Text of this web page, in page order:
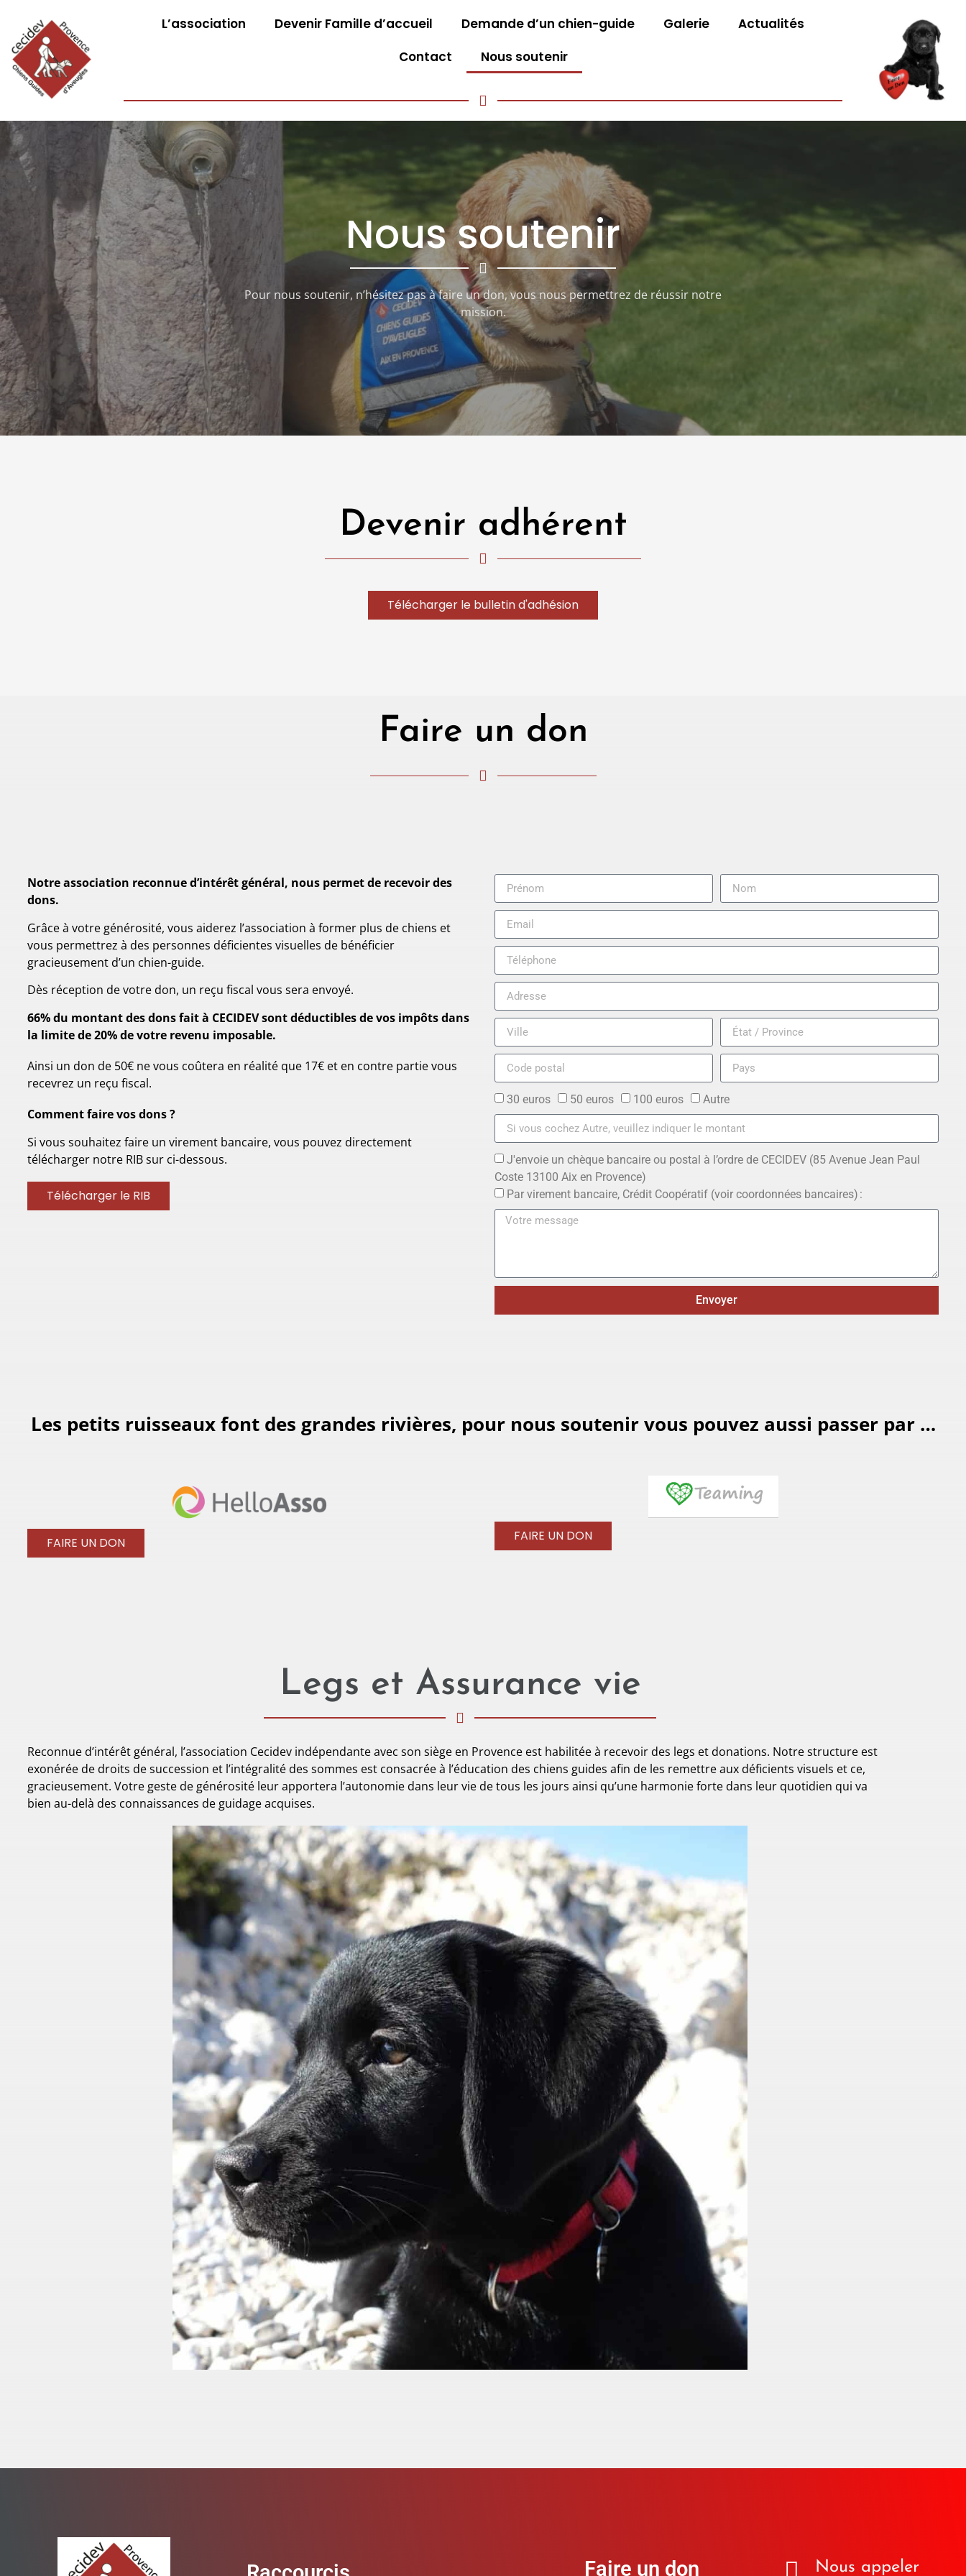
L’association Devenir Famille d’accueil Demande d’un chien-guide Galerie
Actualités
Contact
Nous soutenir
Nous soutenir
Pour nous soutenir, n’hésitez pas à faire un don, vous nous permettrez de réussir notre
mission.
Devenir adhérent
Télécharger le bulletin d'adhésion
Faire un don
Notre association reconnue d’intérêt général, nous permet de recevoir des
dons.
Grâce à votre générosité, vous aiderez l’association à former plus de chiens et
vous permettrez à des personnes déficientes visuelles de bénéficier
gracieusement d’un chien-guide.
Dès réception de votre don, un reçu fiscal vous sera envoyé.
66% du montant des dons fait à CECIDEV sont déductibles de vos impôts dans
la limite de 20% de votre revenu imposable.
Ainsi un don de 50€ ne vous coûtera en réalité que 17€ et en contre partie vous
recevrez un reçu fiscal.
Comment faire vos dons ?
Si vous souhaitez faire un virement bancaire, vous pouvez directement
télécharger notre RIB sur ci-dessous.
Télécharger le RIB
30 euros 50 euros 100 euros Autre
J'envoie un chèque bancaire ou postal à l’ordre de CECIDEV (85 Avenue Jean Paul
Coste 13100 Aix en Provence)
Par virement bancaire, Crédit Coopératif (voir coordonnées bancaires) :
Envoyer
Les petits ruisseaux font des grandes rivières, pour nous soutenir vous pouvez aussi passer par …
FAIRE UN DON FAIRE UN DON
Legs et Assurance vie
Reconnue d’intérêt général, l’association Cecidev indépendante avec son siège en Provence est habilitée à recevoir des legs et donations. Notre structure est
exonérée de droits de succession et l’intégralité des sommes est consacrée à l’éducation des chiens guides afin de les remettre aux déficients visuels et ce,
gracieusement. Votre geste de générosité leur apportera l’autonomie dans leur vie de tous les jours ainsi qu’une harmonie forte dans leur quotidien qui va
bien au-delà des connaissances de guidage acquises.
Faire un don Nous appeler